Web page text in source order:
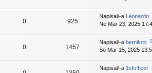
k
is
p
e
e
d
nji
pr
is
p
e
k
ej
z
d
nji
pr
is
p
0 925
Napisal/-a Leonardo
o
ej
Ne Mar 23, 2025
0 1457
Napisal/-a bernikmi
o
ej
So Mar 15, 2025
Napisal/-a 1stofficer